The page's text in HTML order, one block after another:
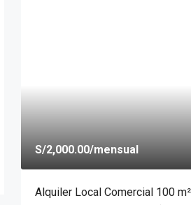
S/2,000.00/mensual
Alquiler Local Comercial 100